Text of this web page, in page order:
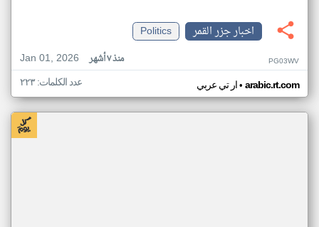
اخبار جزر القمر
Politics
Jan 01, 2026
منذ ٧ أشهر PG03WV
ار تي عربي• arabic.rt.com عدد الكلمات: ٢٢٣